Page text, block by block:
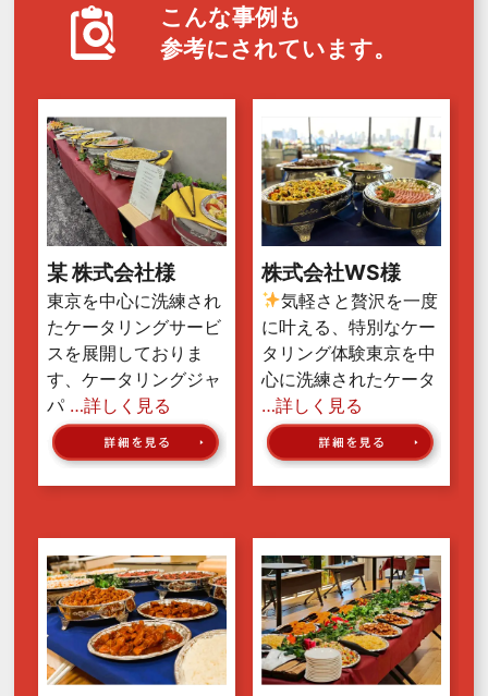
こんな事例も
参考にされています。
某 株式会社様
東京を中心に洗練され
たケータリングサービ
スを展開しておりま
す、ケータリングジャ
パ …詳しく見る
株式会社WS様
気軽さと贅沢を一度
に叶える、特別なケー
タリング体験東京を中
心に洗練されたケータ
…詳しく見る